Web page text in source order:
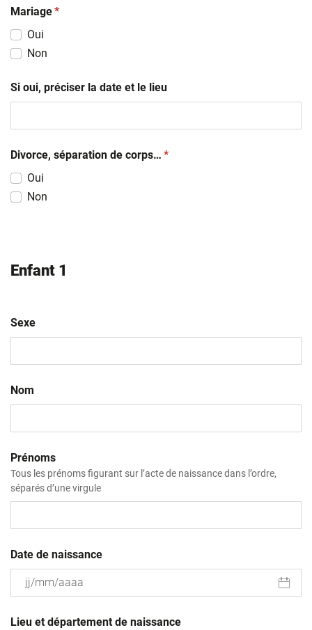
Mariage(obligatoire)
*
Oui
Non
Si oui, préciser la date et le lieu
Divorce, séparation de corps… (obligatoire)
*
Oui
Non
Enfant 1
Sexe
Nom
Prénoms
Tous les prénoms figurant sur l’acte de naissance dans l’ordre,
séparés d’une virgule
Date de naissance
slash
Lieu et département de naissance